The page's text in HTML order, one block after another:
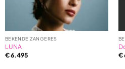
BEKENDE ZANGERES
LUNA
€6.495
€